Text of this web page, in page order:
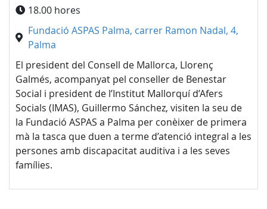
18.00 hores
Fundació ASPAS Palma, carrer Ramon Nadal, 4,
Palma
El president del Consell de Mallorca, Llorenç
Galmés, acompanyat pel conseller de Benestar
Social i president de l’Institut Mallorquí d’Afers
Socials (IMAS), Guillermo Sánchez, visiten la seu de
la Fundació ASPAS a Palma per conèixer de primera
mà la tasca que duen a terme d’atenció integral a les
persones amb discapacitat auditiva i a les seves
famílies.